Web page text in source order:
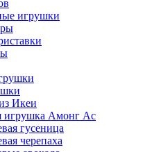
игрушки
Икеи
игрушка Амонг Ас
гусеница
черепаха